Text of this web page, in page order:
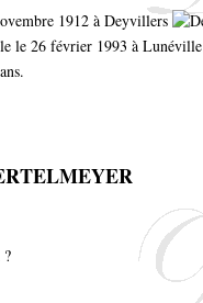
1912 à Deyvillers
le le 26 février 1993 à
?